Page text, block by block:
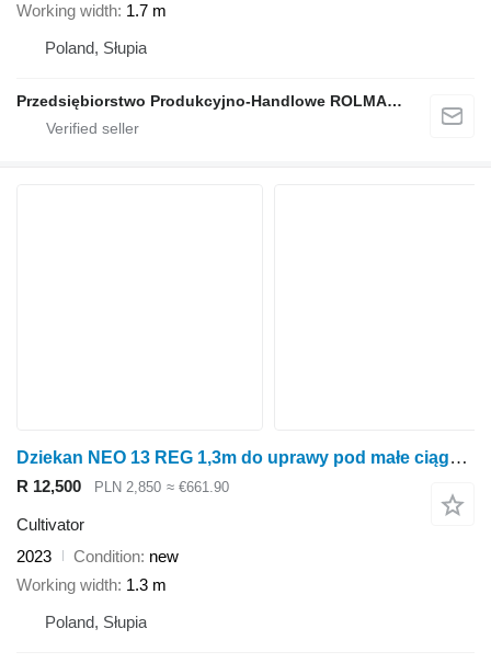
Working width 1.7 m
Poland, Słupia
Przedsiębiorstwo Produkcyjno-Handlowe ROLMAPOL Marcin Dziekan
Dziekan NEO 13 REG 1,3m do uprawy pod małe ciągniki
R 12,500 PLN 2,850 ≈ €661.90
Cultivator
2023
Condition new
Working width 1.3 m
Poland, Słupia